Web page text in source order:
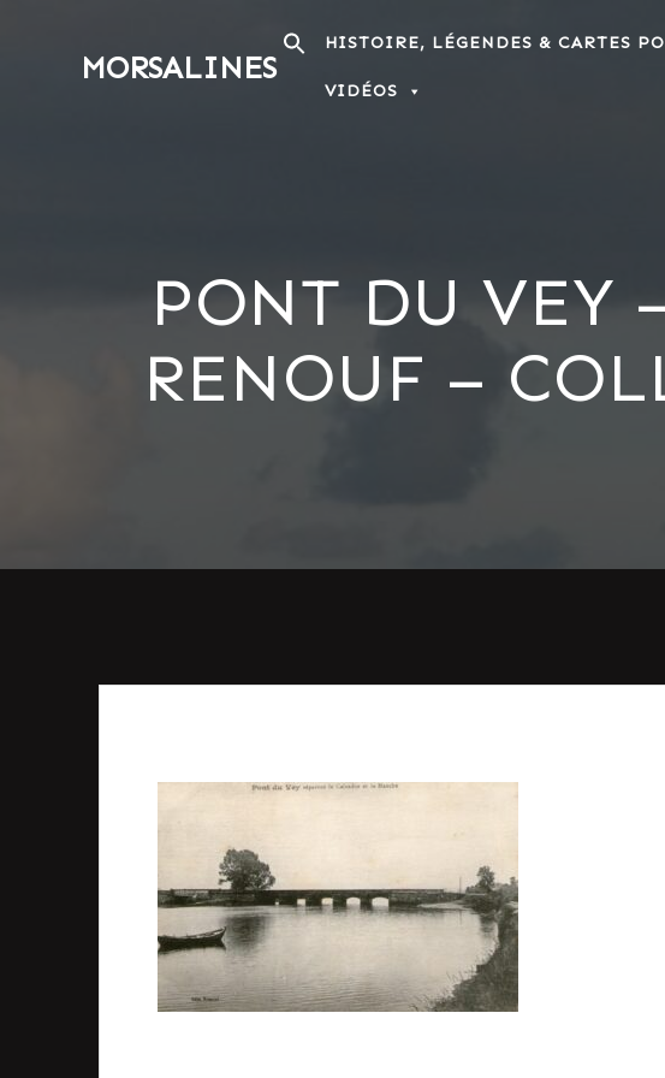
MORSALINES
HISTOIRE, LÉGENDES & CARTES
VIDÉOS
PONT DU VEY
RENOUF –